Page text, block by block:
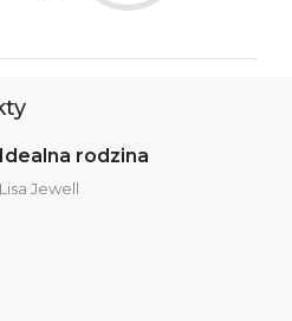
Idealna rodzina
Lisa Jewell